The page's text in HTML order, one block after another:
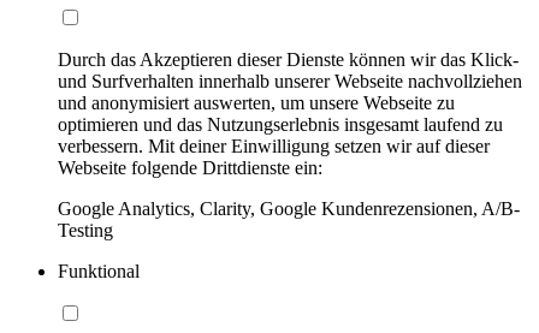
Durch das Akzeptieren dieser Dienste können wir das Klick-
und Surfverhalten innerhalb unserer Webseite nachvollziehen
und anonymisiert auswerten, um unsere Webseite zu
optimieren und das Nutzungserlebnis insgesamt laufend zu
verbessern. Mit deiner Einwilligung setzen wir auf dieser
Webseite folgende Drittdienste ein:
Google Analytics, Clarity, Google Kundenrezensionen, A/B-
Testing
Funktional